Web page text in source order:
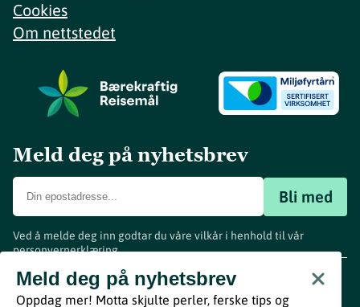
Cookies
Om nettstedet
Meld deg på nyhetsbrev
Bli med
Ved å melde deg inn godtar du våre vilkår i henhold til vår
personvernerklæring.
Meld deg på nyhetsbrev
Oppdag mer! Motta skjulte perler, ferske tips og
www.visitvestfold.com
Turistinformasjon